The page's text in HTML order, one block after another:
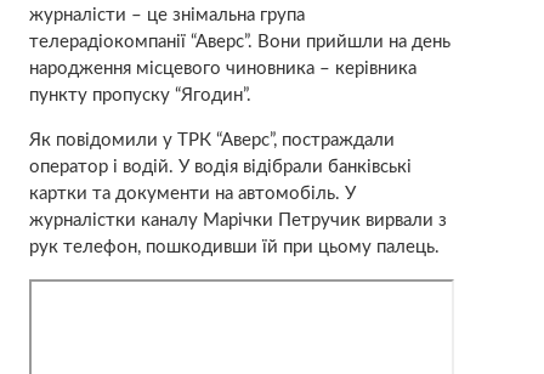
журналісти – це знімальна група
телерадіокомпанії “Аверс”. Вони прийшли на день
народження місцевого чиновника – керівника
пункту пропуску “Ягодин”.
Як повідомили у ТРК “Аверс”, постраждали
оператор і водій. У водія відібрали банківські
картки та документи на автомобіль. У
журналістки каналу Марічки Петручик вирвали з
рук телефон, пошкодивши їй при цьому палець.